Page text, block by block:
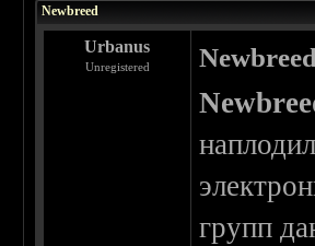
Newbreed
Urbanus
Unregistered Newbreed
групп